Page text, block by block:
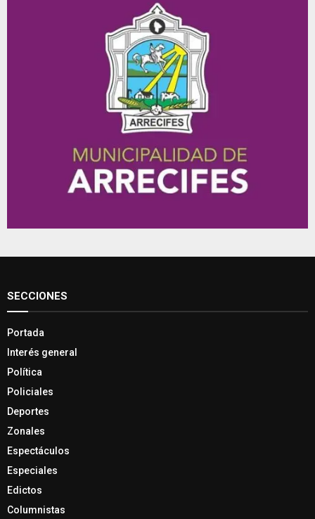
SECCIONES
Portada
Interés general
Política
Policiales
Deportes
Zonales
Espectáculos
Especiales
Edictos
Columnistas